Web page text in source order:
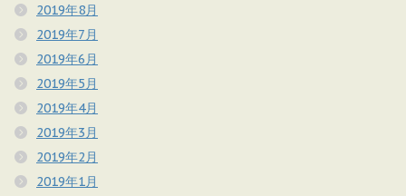
2019年8月
2019年7月
2019年6月
2019年5月
2019年4月
2019年3月
2019年2月
2019年1月